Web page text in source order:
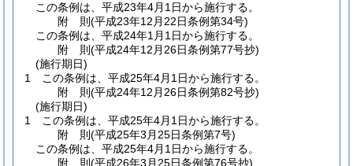
この条例は、平成23年4月1日から施行する。
附 則(平成23年12月22日条例第34号)
この条例は、平成24年1月1日から施行する。
附 則(平成24年12月26日条例第77号抄)
(施行期日)
1
この条例は、平成25年4月1日から施行する。
附 則(平成24年12月26日条例第82号抄)
(施行期日)
1
この条例は、平成25年4月1日から施行する。
附 則(平成25年3月25日条例第7号)
この条例は、平成25年4月1日から施行する。
附 則(平成26年3月25日条例第76号抄)